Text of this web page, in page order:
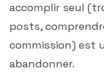
accomplir seul
posts,
commission) est
abandonner.